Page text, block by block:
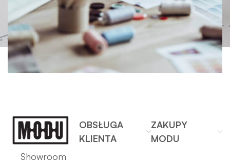
Showroom
OBSŁUGA
KLIENTA
ZAKUPY
MODU